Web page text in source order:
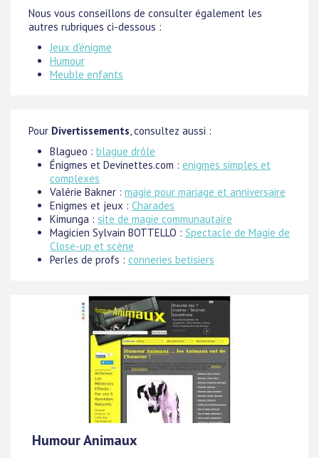
Nous vous conseillons de consulter également les
autres rubriques ci-dessous :
Jeux d'énigme
Humour
Meuble enfants
Pour Divertissements, consultez aussi :
Blagueo : blague drôle
Énigmes et Devinettes.com : enigmes simples et
complexes
Valérie Bakner : magie pour mariage et anniversaire
Enigmes et jeux : Charades
Kimunga : site de magie communautaire
Magicien Sylvain BOTTELLO : Spectacle de Magie de
Close-up et scène
Perles de profs : conneries betisiers
Humour Animaux